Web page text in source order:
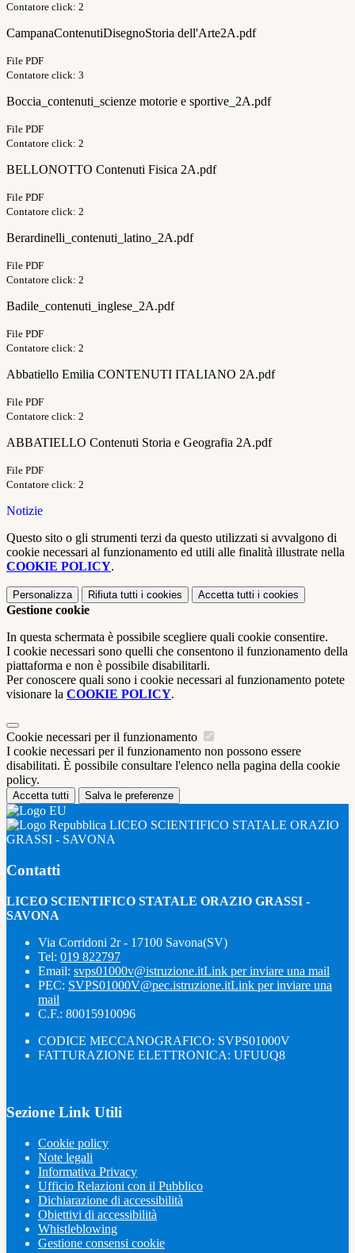
Contatore click: 2
CampanaContenutiDisegnoStoria dell'Arte2A.pdf
File PDF
Contatore click: 3
Boccia_contenuti_scienze motorie e sportive_2A.pdf
File PDF
Contatore click: 2
BELLONOTTO Contenuti Fisica 2A.pdf
File PDF
Contatore click: 2
Berardinelli_contenuti_latino_2A.pdf
File PDF
Contatore click: 2
Badile_contenuti_inglese_2A.pdf
File PDF
Contatore click: 2
Abbatiello Emilia CONTENUTI ITALIANO 2A.pdf
File PDF
Contatore click: 2
ABBATIELLO Contenuti Storia e Geografia 2A.pdf
File PDF
Contatore click: 2
Notizie
Questo sito o gli strumenti terzi da questo utilizzati si avvalgono di
cookie necessari al funzionamento ed utili alle finalità illustrate nella
COOKIE POLICY.
Personalizza Rifiuta tutti i cookies Accetta tutti i cookies
Gestione cookie
In questa schermata è possibile scegliere quali cookie consentire.
I cookie necessari sono quelli che consentono il funzionamento della
piattaforma e non è possibile disabilitarli.
Per conoscere quali sono i cookie necessari al funzionamento potete
visionare la COOKIE POLICY.
Cookie necessari per il funzionamento
I cookie necessari per il funzionamento non possono essere
disabilitati. È possibile consultare l'elenco nella pagina della cookie
policy.
Accetta tutti Salva le preferenze
LICEO SCIENTIFICO STATALE ORAZIO
GRASSI - SAVONA
Contatti
LICEO SCIENTIFICO STATALE ORAZIO GRASSI -
SAVONA
Via Corridoni 2r - 17100 Savona(SV)
Tel: 019 822797
Email: svps01000v@istruzione.itLink per inviare una mail
PEC: SVPS01000V@pec.istruzione.itLink per inviare una
mail
C.F.: 80015910096
CODICE MECCANOGRAFICO: SVPS01000V
FATTURAZIONE ELETTRONICA: UFUUQ8
Sezione Link Utili
Cookie policy
Note legali
Informativa Privacy
Ufficio Relazioni con il Pubblico
Dichiarazione di accessibilità
Obiettivi di accessibilità
Whistleblowing
Gestione consensi cookie